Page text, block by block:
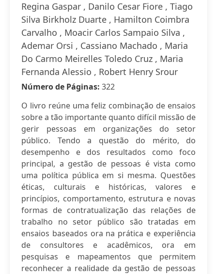
Regina Gaspar , Danilo Cesar Fiore , Tiago
Silva Birkholz Duarte , Hamilton Coimbra
Carvalho , Moacir Carlos Sampaio Silva ,
Ademar Orsi , Cassiano Machado , Maria
Do Carmo Meirelles Toledo Cruz , Maria
Fernanda Alessio , Robert Henry Srour
Número de Páginas: 322
O livro reúne uma feliz combinação de ensaios
sobre a tão importante quanto difícil missão de
gerir pessoas em organizações do setor
público. Tendo a questão do mérito, do
desempenho e dos resultados como foco
principal, a gestão de pessoas é vista como
uma política pública em si mesma. Questões
éticas, culturais e históricas, valores e
princípios, comportamento, estrutura e novas
formas de contratualização das relações de
trabalho no setor público são tratadas em
ensaios baseados ora na prática e experiência
de consultores e acadêmicos, ora em
pesquisas e mapeamentos que permitem
reconhecer a realidade da gestão de pessoas